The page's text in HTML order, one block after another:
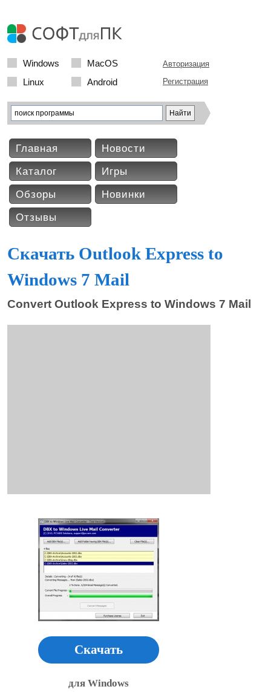
Windows
MacOS
Linux
Android
Авторизация
Регистрация
Главная
Новости
Каталог
Игры
Обзоры
Новинки
Отзывы
Скачать Outlook Express to
Windows 7 Mail
Convert Outlook Express to Windows 7 Mail
Скачать
для Windows